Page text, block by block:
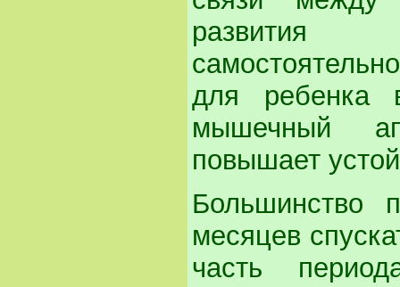
развития
для ребенка
мышечный
повышает
Большинство
месяцев
часть